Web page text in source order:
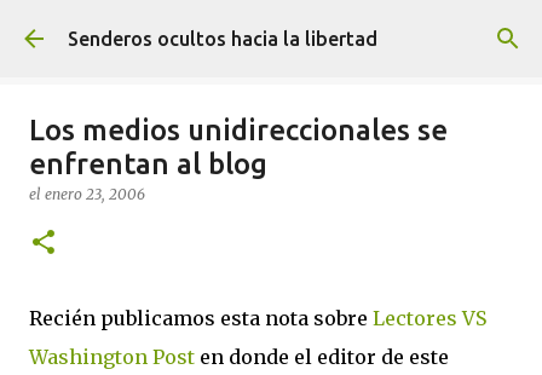
Ir al contenido principal
Senderos ocultos hacia la libertad
Los medios unidireccionales se
enfrentan al blog
el enero 23, 2006
Recién publicamos esta nota sobre Lectores VS
Washington Post en donde el editor de este